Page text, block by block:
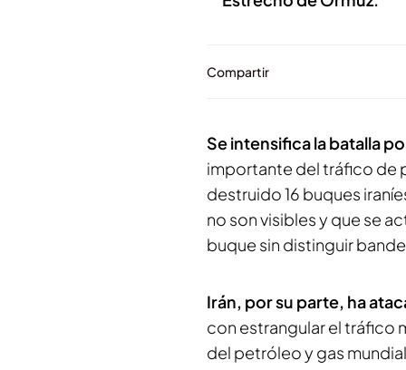
Compartir
Se intensifica la batalla
importante del tráfico de
destruido 16 buques
no son visibles y que se
buque sin distinguir
Irán, por su parte, ha
con estrangular el tráfico
del petróleo y gas